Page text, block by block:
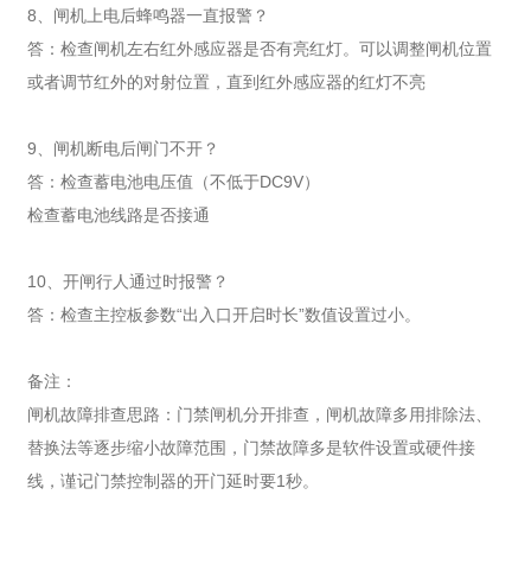
8、闸机上电后蜂鸣器一直报警？
答：检查闸机左右红外感应器是否有亮红灯。可以调整闸机位置
或者调节红外的对射位置，直到红外感应器的红灯不亮
9、闸机断电后闸门不开？
答：检查蓄电池电压值（不低于DC9V）
检查蓄电池线路是否接通
10、开闸行人通过时报警？
答：检查主控板参数“出入口开启时长”数值设置过小。
备注：
闸机故障排查思路：门禁闸机分开排查，闸机故障多用排除法、
替换法等逐步缩小故障范围，门禁故障多是软件设置或硬件接
线，谨记门禁控制器的开门延时要1秒。